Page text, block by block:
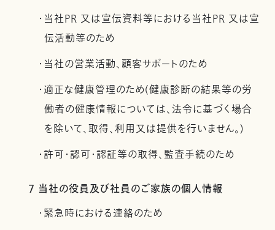
・当社PR 又は宣伝資料等における当社PR 又は宣
伝活動等のため
・当社の営業活動、顧客サポートのため
・適正な健康管理のため(健康診断の結果等の労
働者の健康情報については、法令に基づく場合
を除いて、取得、利用又は提供を行いません。)
・許可・認可・認証等の取得、監査手続のため
7 当社の役員及び社員のご家族の個人情報
・緊急時における連絡のため